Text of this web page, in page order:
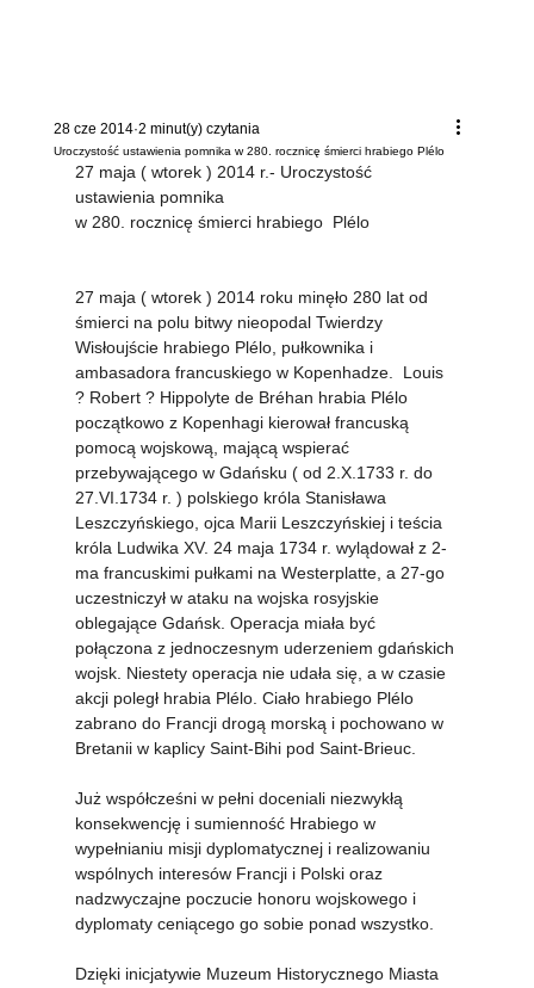
Uroczystość ustawienia pomnika w 280. rocznicę śmierci hrabiego Plélo
28 cze 2014 2 minut(y) czytania
27 maja ( wtorek ) 2014 r.- Uroczystość
ustawienia pomnika
w 280. rocznicę śmierci hrabiego  Plélo
27 maja ( wtorek ) 2014 roku minęło 280 lat od
śmierci na polu bitwy nieopodal Twierdzy
Wisłoujście hrabiego Plélo, pułkownika i
ambasadora francuskiego w Kopenhadze.  Louis
? Robert ? Hippolyte de Bréhan hrabia Plélo
początkowo z Kopenhagi kierował francuską
pomocą wojskową, mającą wspierać
przebywającego w Gdańsku ( od 2.X.1733 r. do
27.VI.1734 r. ) polskiego króla Stanisława
Leszczyńskiego, ojca Marii Leszczyńskiej i teścia
króla Ludwika XV. 24 maja 1734 r. wylądował z 2-
ma francuskimi pułkami na Westerplatte, a 27-go
uczestniczył w ataku na wojska rosyjskie
oblegające Gdańsk. Operacja miała być
połączona z jednoczesnym uderzeniem gdańskich
wojsk. Niestety operacja nie udała się, a w czasie
akcji poległ hrabia Plélo. Ciało hrabiego Plélo
zabrano do Francji drogą morską i pochowano w
Bretanii w kaplicy Saint-Bihi pod Saint-Brieuc.
Już współcześni w pełni doceniali niezwykłą
konsekwencję i sumienność Hrabiego w
wypełnianiu misji dyplomatycznej i realizowaniu
wspólnych interesów Francji i Polski oraz
nadzwyczajne poczucie honoru wojskowego i
dyplomaty ceniącego go sobie ponad wszystko.
Dzięki inicjatywie Muzeum Historycznego Miasta